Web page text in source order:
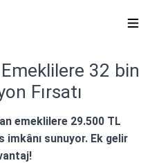
32 bin
Fırsatı
emeklilere 29.500 TL
imkânı sunuyor. Ek gelir